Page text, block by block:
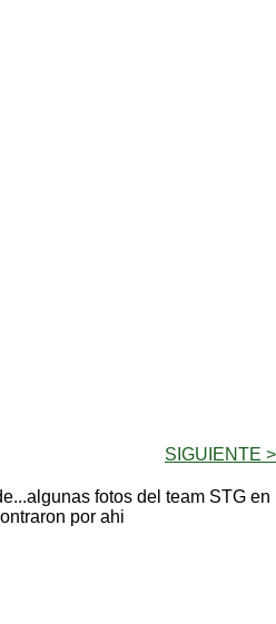
SIGUIENTE >
fotos del team STG en
por ahi